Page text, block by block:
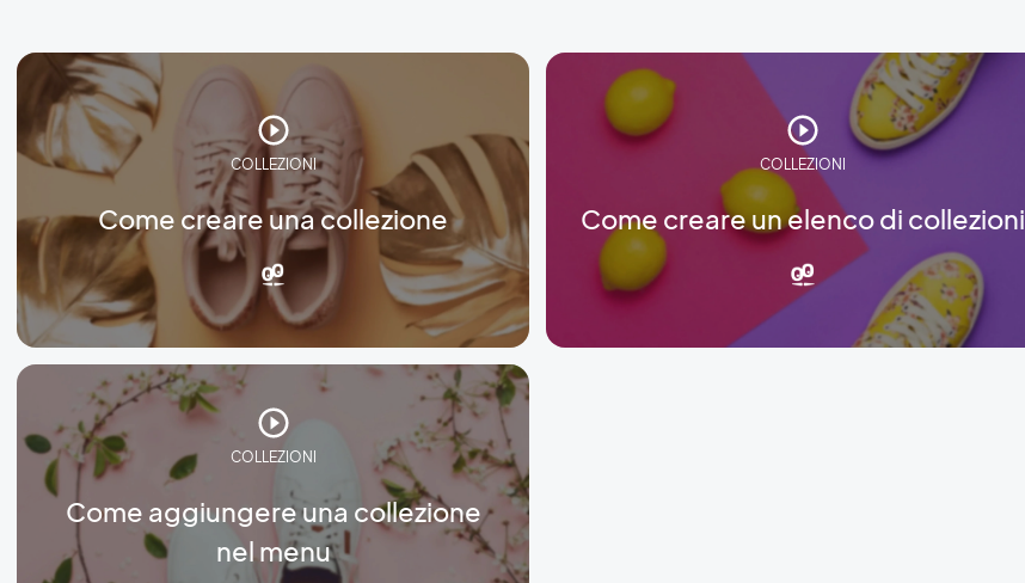
COLLEZIONI
Come creare una collezione
COLLEZIONI
Come creare un elenco di collezioni
COLLEZIONI
Come aggiungere una collezione
nel menu